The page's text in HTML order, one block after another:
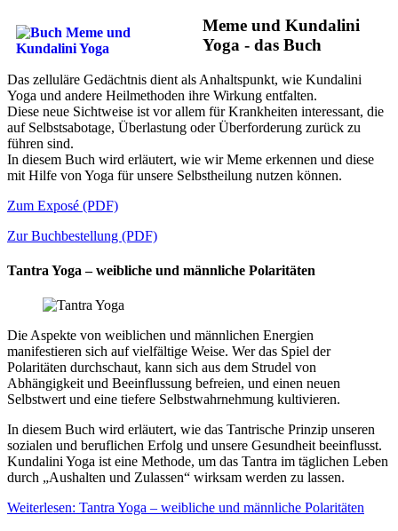
Meme und Kundalini
Yoga - das Buch
Das zelluläre Gedächtnis dient als Anhaltspunkt, wie Kundalini
Yoga und andere Heilmethoden ihre Wirkung entfalten.
Diese neue Sichtweise ist vor allem für Krankheiten interessant, die
auf Selbstsabotage, Überlastung oder Überforderung zurück zu
führen sind.
In diesem Buch wird erläutert, wie wir Meme erkennen und diese
mit Hilfe von Yoga für unsere Selbstheilung nutzen können.
Zum Exposé (PDF)
Zur Buchbestellung (PDF)
Tantra Yoga – weibliche und männliche Polaritäten
Die Aspekte von weiblichen und männlichen Energien
manifestieren sich auf vielfältige Weise. Wer das Spiel der
Polaritäten durchschaut, kann sich aus dem Strudel von
Abhängigkeit und Beeinflussung befreien, und einen neuen
Selbstwert und eine tiefere Selbstwahrnehmung kultivieren.
In diesem Buch wird erläutert, wie das Tantrische Prinzip unseren
sozialen und beruflichen Erfolg und unsere Gesundheit beeinflusst.
Kundalini Yoga ist eine Methode, um das Tantra im täglichen Leben
durch „Aushalten und Zulassen“ wirksam werden zu lassen.
Weiterlesen: Tantra Yoga – weibliche und männliche Polaritäten